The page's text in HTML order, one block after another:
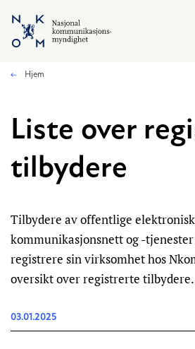
Hopp til hovedinnhold
Hjem
Liste over
tilbydere
Tilbydere av offentlige
kommunikasjonsnett og -
registrere sin virksomhet hos
oversikt over registrerte tilbydere.
03.01.2025